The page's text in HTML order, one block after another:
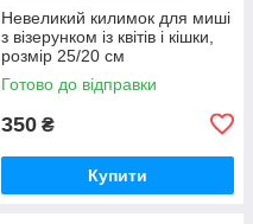
Невеликий килимок для миші
з візерунком із квітів і кішки,
розмір 25/20 см
Готово до відправки
350 ₴
Купити